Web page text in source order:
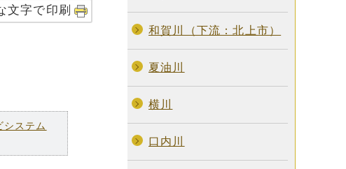
文字で印刷
システム
和賀川（下流：北上市）
夏油川
横川
口内川